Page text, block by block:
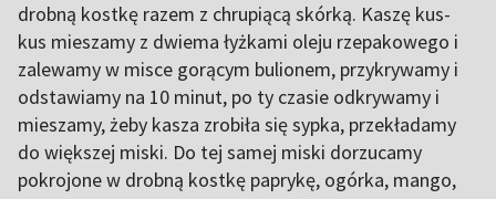
drobną kostkę razem z chrupiącą skórką. Kaszę kus-
kus mieszamy z dwiema łyżkami oleju rzepakowego i
zalewamy w misce gorącym bulionem, przykrywamy i
odstawiamy na 10 minut, po ty czasie odkrywamy i
mieszamy, żeby kasza zrobiła się sypka, przekładamy
do większej miski. Do tej samej miski dorzucamy
pokrojone w drobną kostkę paprykę, ogórka, mango,